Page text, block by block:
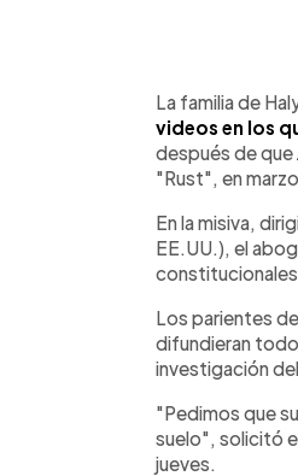
►
La familia de
videos en los
después de que
"Rust", en
En la misiva,
EE.UU.), el
Los parientes
difundieran
investigación
"Pedimos que
suelo", solicitó
jueves.